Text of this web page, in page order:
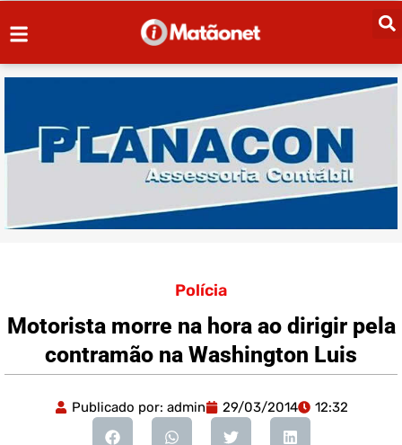
Polícia
Motorista morre na hora ao dirigir pela
contramão na Washington Luis
Publicado por: admin 29/03/2014 12:32